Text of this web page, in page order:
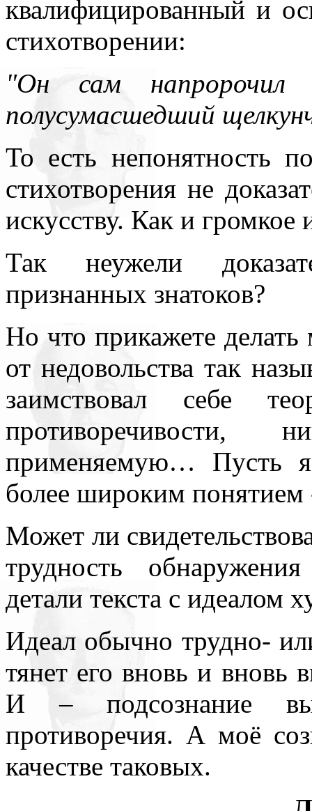
квалифицированный и
стихотворении:
"Он сам напророчил
полусумасшедший
То есть непонятность
стихотворения не
искусству. Как и
Так неужели
признанных знатоков?
Но что прикажете
от недовольства так
заимствовал себе
применяемую… Пусть
более широким
Может ли
трудность
детали текста с идеалом
Идеал обычно трудно-
тянет его вновь и вновь
И – подсознание
противоречия. А моё
качестве таковых.